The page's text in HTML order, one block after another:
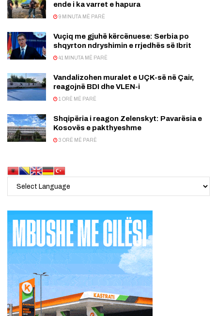
ende i ka varret e hapura
9 MINUTA MË PARË
Vuçiq me gjuhë kërcënuese: Serbia po
shqyrton ndryshimin e rrjedhës së Ibrit
41 MINUTA MË PARË
Vandalizohen muralet e UÇK-së në Çair,
reagojnë BDI dhe VLEN-i
1 ORË MË PARË
Shqipëria i reagon Zelenskyt: Pavarësia e
Kosovës e pakthyeshme
3 ORË MË PARË